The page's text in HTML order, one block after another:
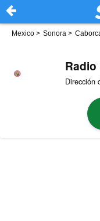
Mexico > Sonora >
Radio
Dirección